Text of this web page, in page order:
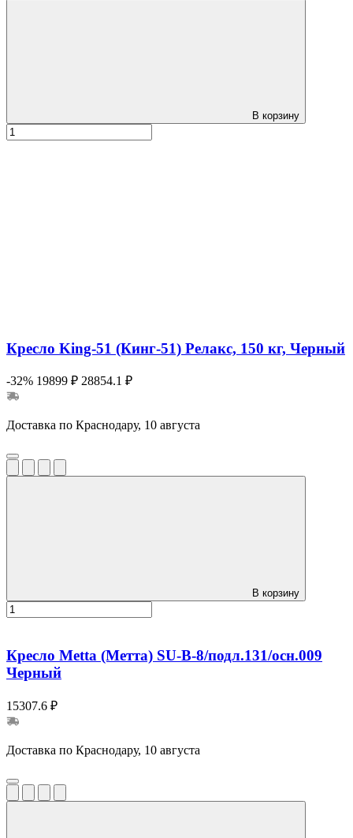
В корзину
Кресло King-51 (Кинг-51) Релакс, 150 кг, Черный
-32% 19899 ₽ 28854.1 ₽
Доставка по Краснодару, 10 августа
В корзину
Кресло Metta (Метта) SU-B-8/подл.131/осн.009
Черный
15307.6 ₽
Доставка по Краснодару, 10 августа